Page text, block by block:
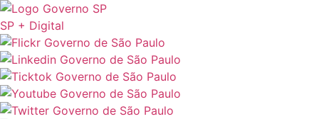
SP + Digital